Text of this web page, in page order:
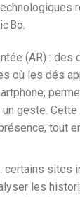
Bo.
(AR) :
où les dés
un geste.
tout
certains sites
les